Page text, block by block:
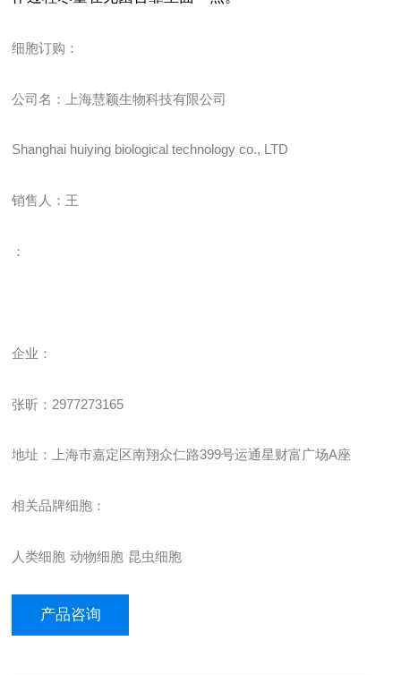
细胞订购：
公司名：上海慧颖生物科技有限公司
Shanghai huiying biological technology co., LTD
销售人：王
：
企业 ：
张昕： 2977273165
地址：上海市嘉定区南翔众仁路399号运通星财富广场A座
相关品牌细胞：
人类细胞 动物细胞 昆虫细胞
产品咨询